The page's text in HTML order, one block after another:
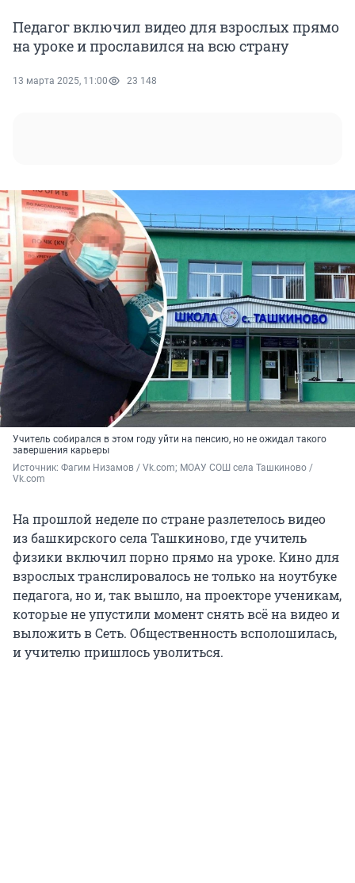
Педагог включил видео для взрослых прямо
на уроке и прославился на всю страну
13 марта 2025, 11:00 23 148
Учитель собирался в этом году уйти на пенсию, но не ожидал такого
завершения карьеры
Источник: Фагим Низамов / Vk.com; МОАУ СОШ села Ташкиново /
Vk.com
На прошлой неделе по стране разлетелось видео
из башкирского села Ташкиново, где учитель
физики включил порно прямо на уроке. Кино для
взрослых транслировалось не только на ноутбуке
педагога, но и, так вышло, на проекторе ученикам,
которые не упустили момент снять всё на видео и
выложить в Сеть. Общественность всполошилась,
и учителю пришлось уволиться.